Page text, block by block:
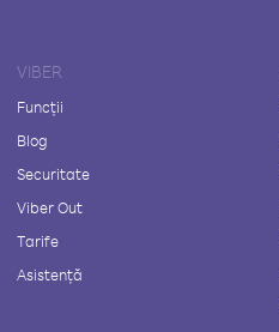
VIBER
Funcții
Blog
Securitate
Viber Out
Tarife
Asistență